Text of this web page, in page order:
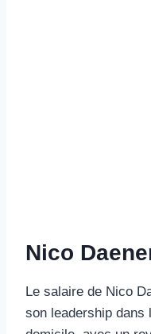
Nico
Le salaire de Nico
son leadership